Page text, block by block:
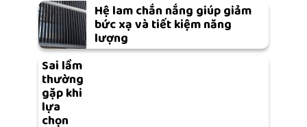
Hệ lam chắn nắng giúp giảm
bức xạ và tiết kiệm năng
lượng
Sai lầm
thường
gặp khi
lựa
chọn